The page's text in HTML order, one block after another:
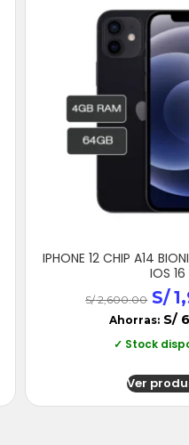
IPHONE 12 CHIP A14
IOS 16
S/2,600.00 S/
Ahorras: S/
✓ Stock
Ver